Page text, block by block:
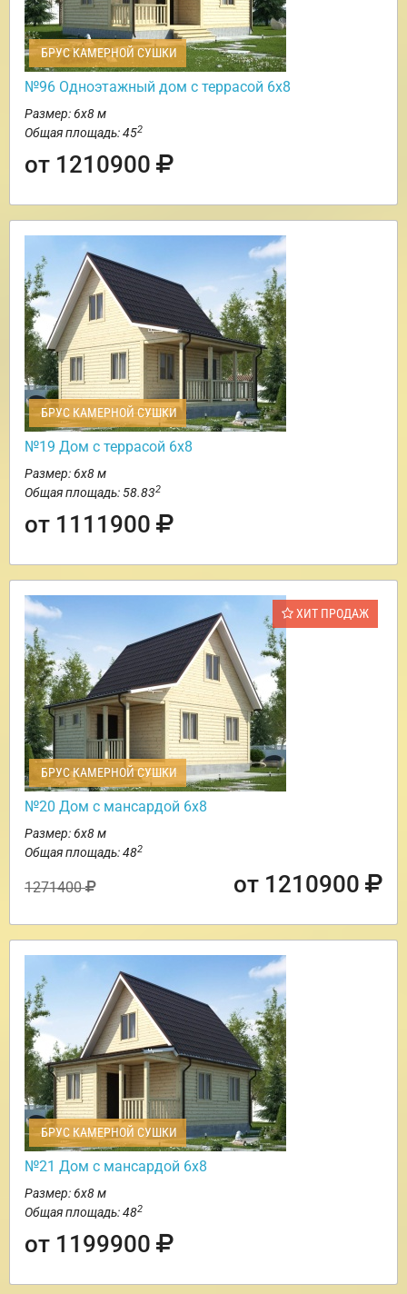
БРУС КАМЕРНОЙ СУШКИ
№96 Одноэтажный дом с террасой 6х8
Размер: 6х8 м
Общая площадь: 452
от 1210900
БРУС КАМЕРНОЙ СУШКИ
№19 Дом с террасой 6х8
Размер: 6х8 м
Общая площадь: 58.832
от 1111900
ХИТ ПРОДАЖ
БРУС КАМЕРНОЙ СУШКИ
№20 Дом с мансардой 6х8
Размер: 6х8 м
Общая площадь: 482
1271400 от 1210900
БРУС КАМЕРНОЙ СУШКИ
№21 Дом с мансардой 6х8
Размер: 6х8 м
Общая площадь: 482
от 1199900